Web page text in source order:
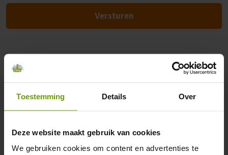
Toestemming Details Over
Deze website maakt gebruik van cookies
We gebruiken cookies om content en advertenties te
Versturen
Adres & contact
Plan route